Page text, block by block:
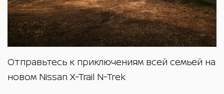
Центральная подушка
безопасности спереди
Сигнализатор о
непристегнутых ремнях
Therm aClear®
Мультифункциональный
руль с усилителем,
регулировкой по вылету и
высоте
Сидение светло-коричневого
цвета из кожи премиум
качества с прострочкой
Отправьтесь к приключениям всей семьей на
новом Nissan X-Trail N-Trek